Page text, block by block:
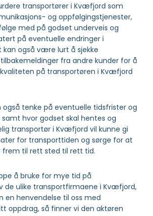
transportører i Kvæfjord som
og oppfølgingstjenester,
med på godset underveis og
på eventuelle endringer i
kan også være lurt å sjekke
fra andre kunder for å
på transportøren i Kvæfjord
også tenke på eventuelle tidsfrister og
hvor godset skal hentes og
transportør i Kvæfjord vil kunne gi
for transporttiden og sørge for at
frem til rett sted til rett tid.
å bruke for mye tid på
de ulike transportfirmaene i Kvæfjord,
en henvendelse til oss med
oppdrag, så finner vi den aktøren